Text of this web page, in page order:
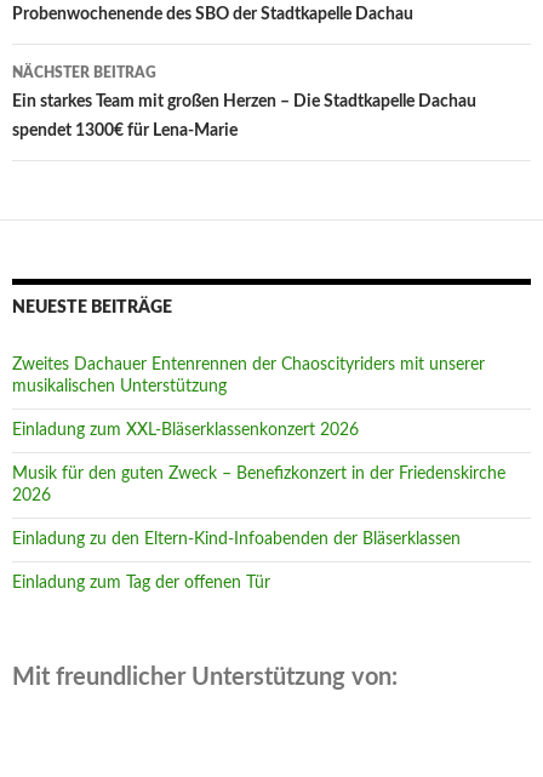
Probenwochenende des SBO der Stadtkapelle Dachau
NÄCHSTER BEITRAG
Ein starkes Team mit großen Herzen – Die Stadtkapelle Dachau
spendet 1300€ für Lena-Marie
NEUESTE BEITRÄGE
Zweites Dachauer Entenrennen der Chaoscityriders mit unserer
musikalischen Unterstützung
Einladung zum XXL-Bläserklassenkonzert 2026
Musik für den guten Zweck – Benefizkonzert in der Friedenskirche
2026
Einladung zu den Eltern-Kind-Infoabenden der Bläserklassen
Einladung zum Tag der offenen Tür
Mit freundlicher Unterstützung von: